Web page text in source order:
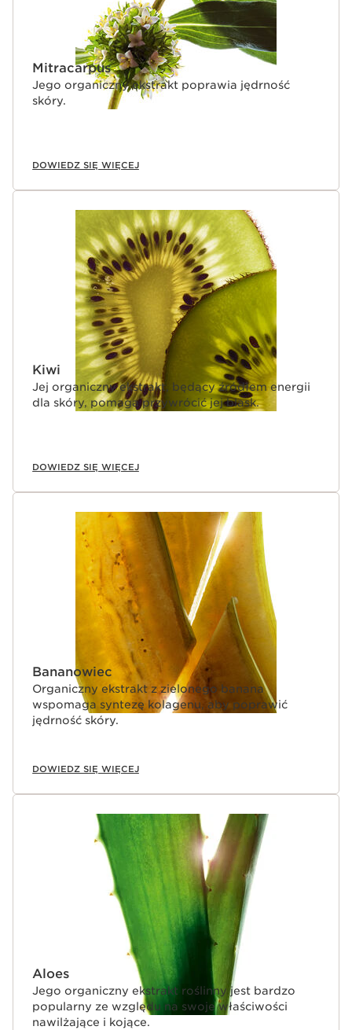
Mitracarpus
Jego organiczny ekstrakt poprawia jędrność
skóry.
DOWIEDZ SIĘ WIĘCEJ
Kiwi
Jej organiczny ekstrakt, będący źródłem energii
dla skóry, pomaga przywrócić jej blask.
DOWIEDZ SIĘ WIĘCEJ
Bananowiec
Organiczny ekstrakt z zielonego banana
wspomaga syntezę kolagenu, aby poprawić
jędrność skóry.
DOWIEDZ SIĘ WIĘCEJ
Aloes
Jego organiczny ekstrakt roślinny jest bardzo
popularny ze względu na swoje właściwości
nawilżające i kojące.